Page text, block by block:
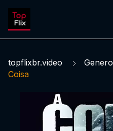
topflixbr.video Genero
Coisa